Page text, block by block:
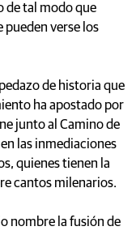
de tal modo que
pueden verse los
de historia que
ha apostado por
junto al Camino de
las inmediaciones
quienes tienen la
cantos milenarios.
nombre la fusión de